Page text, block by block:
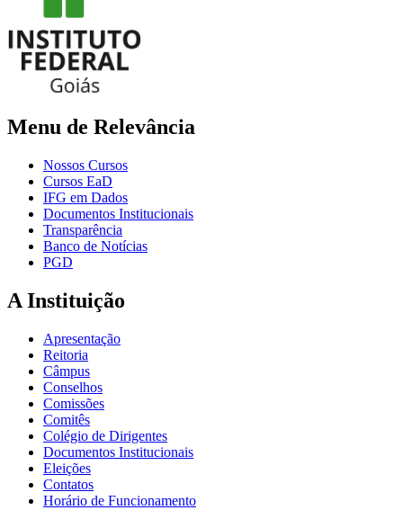
Menu de Relevância
Nossos Cursos
Cursos EaD
IFG em Dados
Documentos Institucionais
Transparência
Banco de Notícias
PGD
A Instituição
Apresentação
Reitoria
Câmpus
Conselhos
Comissões
Comitês
Colégio de Dirigentes
Documentos Institucionais
Eleições
Contatos
Horário de Funcionamento